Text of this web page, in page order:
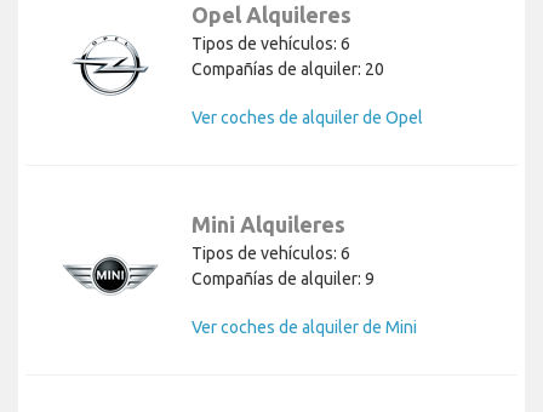
Opel Alquileres
Tipos de vehículos: 6
Compañías de alquiler: 20
Ver coches de alquiler de Opel
Mini Alquileres
Tipos de vehículos: 6
Compañías de alquiler: 9
Ver coches de alquiler de Mini